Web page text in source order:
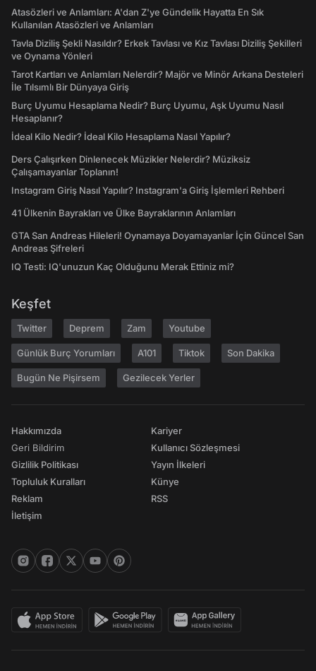
Atasözleri ve Anlamları: A'dan Z'ye Gündelik Hayatta En Sık
Kullanılan Atasözleri ve Anlamları
Tavla Diziliş Şekli Nasıldır? Erkek Tavlası ve Kız Tavlası Diziliş Şekilleri
ve Oynama Yönleri
Tarot Kartları ve Anlamları Nelerdir? Majör ve Minör Arkana Desteleri
İle Tılsımlı Bir Dünyaya Giriş
Burç Uyumu Hesaplama Nedir? Burç Uyumu, Aşk Uyumu Nasıl
Hesaplanır?
İdeal Kilo Nedir? İdeal Kilo Hesaplama Nasıl Yapılır?
Ders Çalışırken Dinlenecek Müzikler Nelerdir? Müziksiz
Çalışamayanlar Toplanın!
Instagram Giriş Nasıl Yapılır? Instagram'a Giriş İşlemleri Rehberi
41 Ülkenin Bayrakları ve Ülke Bayraklarının Anlamları
GTA San Andreas Hileleri! Oynamaya Doyamayanlar İçin Güncel San
Andreas Şifreleri
IQ Testi: IQ'unuzun Kaç Olduğunu Merak Ettiniz mi?
Keşfet
Twitter Deprem Zam Youtube
Günlük Burç Yorumları A101 Tiktok Son Dakika
Bugün Ne Pişirsem Gezilecek Yerler
Hakkımızda
Geri Bildirim
Gizlilik Politikası
Topluluk Kuralları
Reklam
İletişim
Kariyer
Kullanıcı Sözleşmesi
Yayın İlkeleri
Künye
RSS